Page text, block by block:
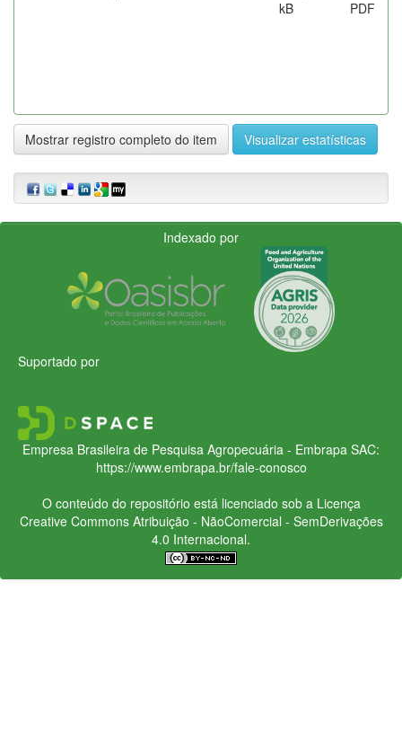
kB
PDF
Mostrar registro completo do item Visualizar estatísticas
Indexado por
Suportado por
Empresa Brasileira de Pesquisa Agropecuária - Embrapa SAC:
https://www.embrapa.br/fale-conosco
O conteúdo do repositório está licenciado sob a Licença
Creative CommonsAtribuição - NãoComercial - SemDerivações
4.0 Internacional.